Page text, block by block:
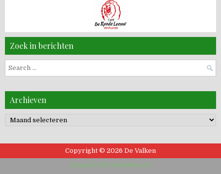
Zoek in berichten
Search
for:
Archieven
Archieven
Copyright © 2026 De Valken
Design by ThemesDNA.com